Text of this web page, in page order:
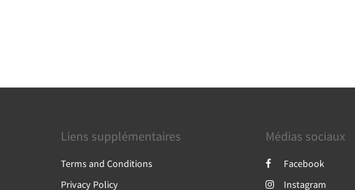
Liens supplémentaires
Terms and Conditions
Privacy Policy
Médias sociaux
Facebook
Instagram